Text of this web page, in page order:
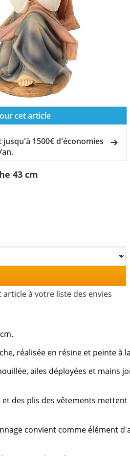
cet article
jusqu'à 1500€ d'économies
43 cm
à votre liste des envies
réalisée en résine et peinte à
ailes déployées et mains
et des plis des vêtements
convient comme élément